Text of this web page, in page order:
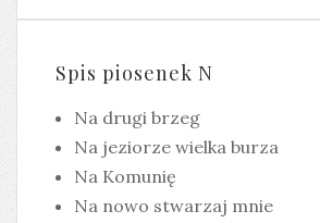
Spis piosenek N
Na drugi brzeg
Na jeziorze wielka burza
Na Komunię
Na nowo stwarzaj mnie